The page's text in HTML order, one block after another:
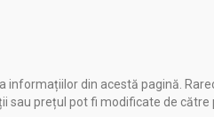
din acestă pagină.
prețul pot fi modificate de